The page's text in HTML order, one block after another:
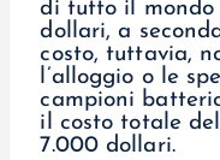
di tutto il mondo
dollari, a
costo, tuttavia,
l’alloggio o le
campioni
il costo totale
7.000 dollari.